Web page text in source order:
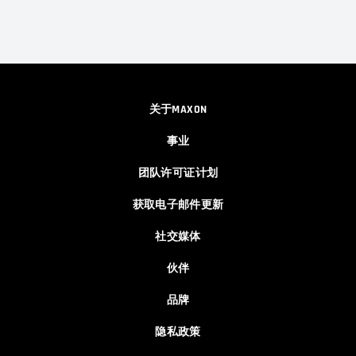
关于MAXON
事业
团队许可证计划
获取电子邮件更新
社交媒体
伙伴
品牌
隐私政策